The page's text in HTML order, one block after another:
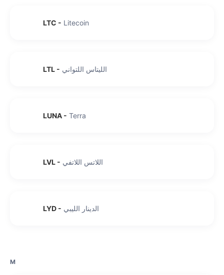
LTC - Litecoin
LTL - الليتاس اللتواني
LUNA - Terra
LVL - اللاتس اللاتفي
LYD - الدينار الليبي
M